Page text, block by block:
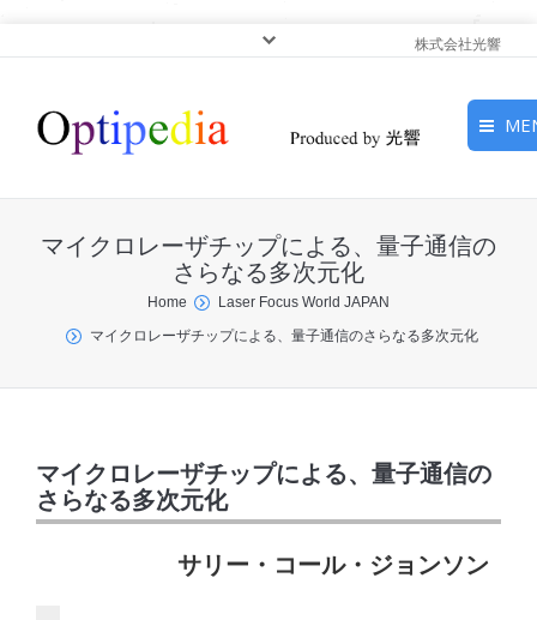
株式会社光響
ピックアップ
サービス
マイクロレーザチップによる、量子通信の
さらなる多次元化
You are here:Home
Laser Focus World JAPAN
マイクロレーザチップによる、量子通信のさらなる多次元化
マイクロレーザチップによる、量子通信の
さらなる多次元化
サリー・コール・ジョンソン